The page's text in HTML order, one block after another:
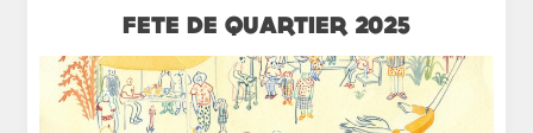
FETE DE QUARTIER 2025